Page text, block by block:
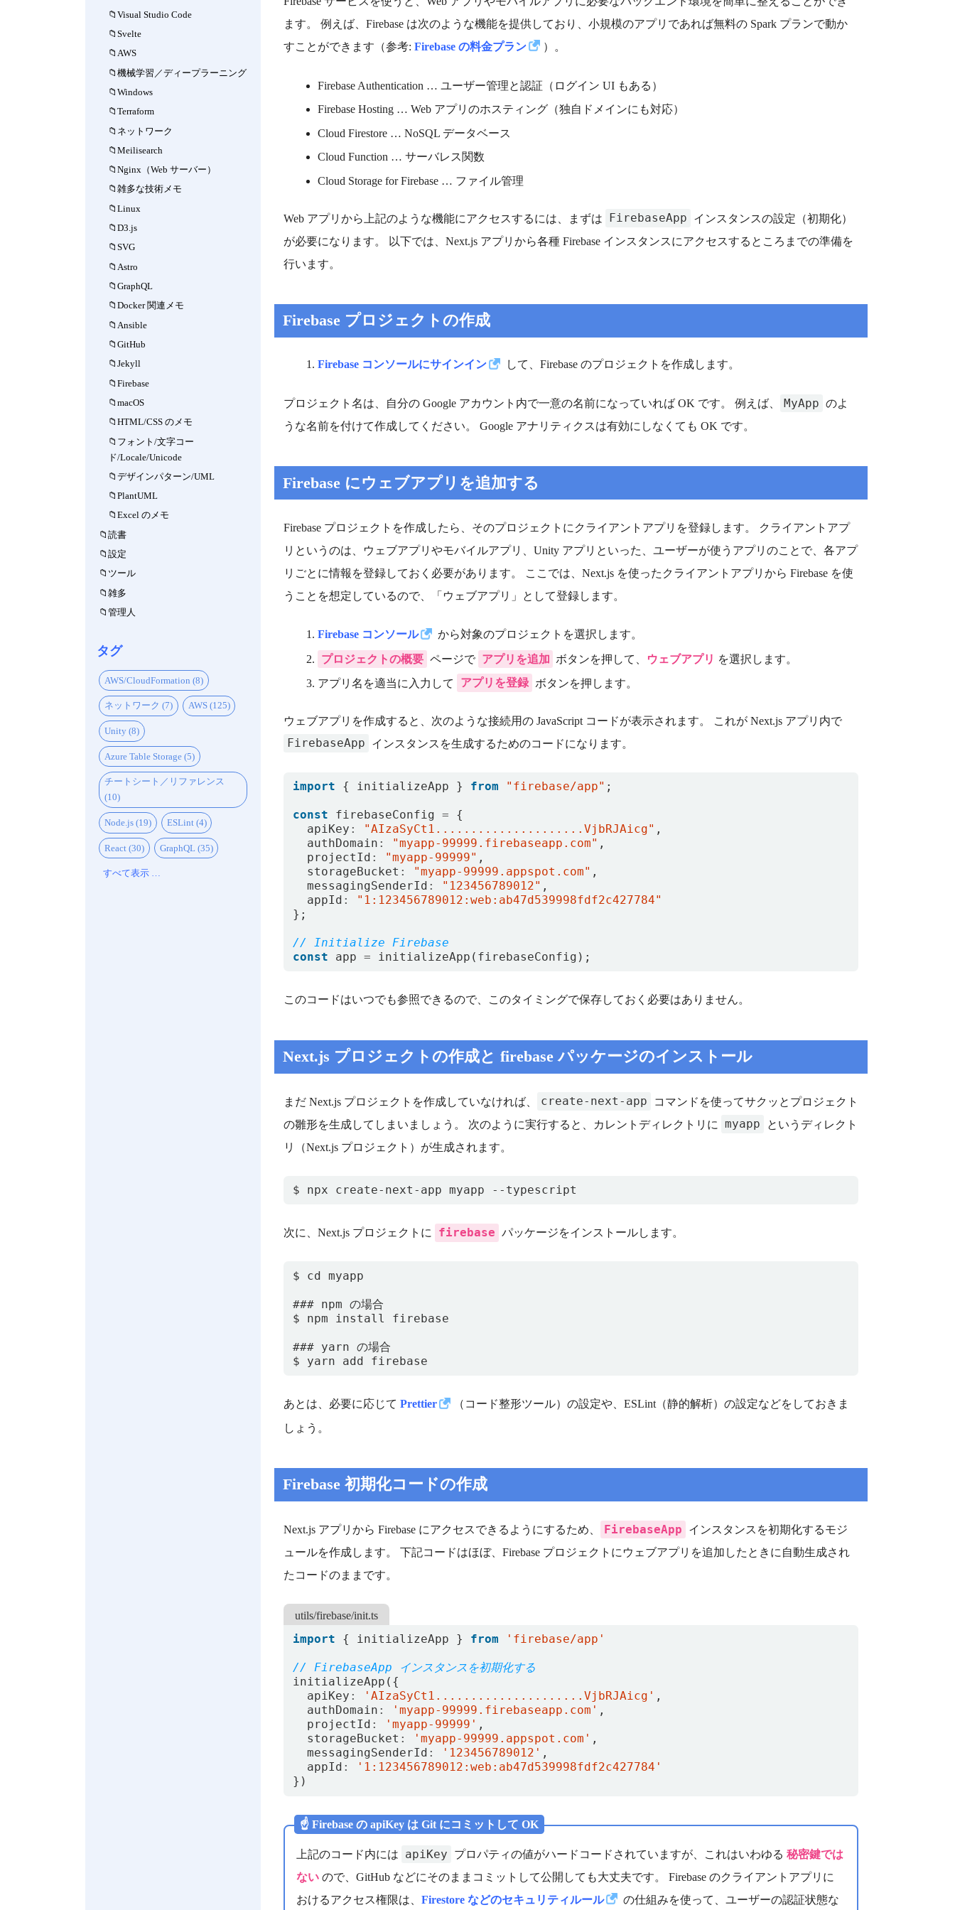
Visual Studio Code
Svelte
AWS
機械学習／ディープラーニング
Windows
Terraform
ネットワーク
Meilisearch
Nginx（Web サーバー）
雑多な技術メモ
Linux
D3.js
SVG
Astro
GraphQL
Docker 関連メモ
Ansible
GitHub
Jekyll
Firebase
macOS
HTML/CSS のメモ
フォント/文字コー
ド/Locale/Unicode
デザインパターン/UML
PlantUML
Excel のメモ
読書
設定
ツール
雑多
管理人
タグ
AWS/CloudFormation (8)
ネットワーク (7) AWS (125)
Unity (8)
Azure Table Storage (5)
チートシート／リファレンス
(10)
Node.js (19) ESLint (4)
React (30) GraphQL (35)
すべて表示 …
ます。 例えば、Firebase は次のような機能を提供しており、小規模のアプリであれば無料の Spark プランで動か
すことができます（参考:Firebase の料金プラン ）。
Firebase Authentication … ユーザー管理と認証（ログイン UI もある）
Firebase Hosting … Web アプリのホスティング（独自ドメインにも対応）
Cloud Firestore … NoSQL データベース
Cloud Function … サーバレス関数
Cloud Storage for Firebase … ファイル管理
Web アプリから上記のような機能にアクセスするには、まずは FirebaseApp
インスタンスの設定（初期化）
が必要になります。 以下では、Next.js アプリから各種 Firebase インスタンスにアクセスするところまでの準備を
行います。
Firebase プロジェクトの作成
Firebase コンソールにサインイン して、Firebase のプロジェクトを作成します。
プロジェクト名は、自分の Google アカウント内で一意の名前になっていれば OK です。 例えば、 MyApp のよ
うな名前を付けて作成してください。 Google アナリティクスは有効にしなくても OK です。
Firebase にウェブアプリを追加する
Firebase プロジェクトを作成したら、そのプロジェクトにクライアントアプリを登録します。 クライアントアプ
リというのは、ウェブアプリやモバイルアプリ、Unity アプリといった、ユーザーが使うアプリのことで、各アプ
リごとに情報を登録しておく必要があります。 ここでは、Next.js を使ったクライアントアプリから Firebase を使
うことを想定しているので、「ウェブアプリ」として登録します。
Firebase コンソール から対象のプロジェクトを選択します。
プロジェクトの概要 ページで アプリを追加 ボタンを押して、 ウェブアプリ を選択します。
アプリ名を適当に入力して
アプリを登録 ボタンを押します。
ウェブアプリを作成すると、次のような接続用の JavaScript コードが表示されます。 これが Next.js アプリ内で
FirebaseApp インスタンスを生成するためのコードになります。
import { initializeApp } from "firebase/app" ;
const firebaseConfig =
{
apiKey : "AIzaSyCt1.....................VjbRJAicg" ,
authDomain : "myapp-99999.firebaseapp.com" ,
projectId : "myapp-99999" ,
storageBucket : "myapp-99999.appspot.com" ,
messagingSenderId : "123456789012" ,
appId :
"1:123456789012:web:ab47d539998fdf2c427784"
};
const
app = initializeApp ( firebaseConfig );
このコードはいつでも参照できるので、このタイミングで保存しておく必要はありません。
Next.js プロジェクトの作成と firebase パッケージのインストール
まだ Next.js プロジェクトを作成していなければ、 create-next-app
コマンドを使ってサクッとプロジェクト
の雛形を生成してしまいましょう。 次のように実行すると、カレントディレクトリに
myapp
というディレクト
リ（Next.js プロジェクト）が生成されます。
次に、Next.js プロジェクトに firebase パッケージをインストールします。
$ cd myapp
### npm の場合
$ npm install firebase
### yarn の場合
あとは、必要に応じてPrettier
（コード整形ツール）の設定や、ESLint（静的解析）の設定などをしておきま
しょう。
Firebase 初期化コードの作成
Next.js アプリから Firebase にアクセスできるようにするため、 FirebaseApp
インスタンスを初期化するモジ
ュールを作成します。 下記コードはほぼ、Firebase プロジェクトにウェブアプリを追加したときに自動生成され
たコードのままです。
utils/firebase/init.ts
import { initializeApp } from 'firebase/app'
initializeApp ({
apiKey : 'AIzaSyCt1.....................VjbRJAicg' ,
authDomain : 'myapp-99999.firebaseapp.com' ,
projectId : 'myapp-99999' ,
storageBucket : 'myapp-99999.appspot.com' ,
messagingSenderId : '123456789012' ,
appId :
'1:123456789012:web:ab47d539998fdf2c427784'
})
☝️ Firebase の apiKey は Git にコミットして OK
上記のコード内には apiKey プロパティの値がハードコードされていますが、これはいわゆる 秘密鍵では
ない ので、GitHub などにそのままコミットして公開しても大丈夫です。 Firebase のクライアントアプリに
おけるアクセス権限は、Firestore などのセキュリティルール の仕組みを使って、ユーザーの認証状態な